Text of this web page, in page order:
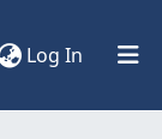
Log In (current)